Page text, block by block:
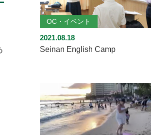
OC・イベント
2021.08.18
Seinan English Camp